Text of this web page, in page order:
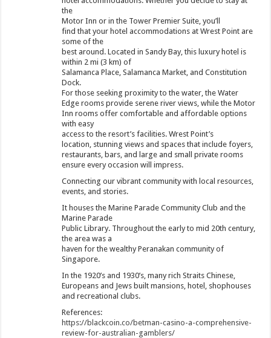
the
Motor Inn or in the Tower Premier Suite, you’ll
find that your hotel accommodations at Wrest Point are
some of the
best around. Located in Sandy Bay, this luxury hotel is
within 2 mi (3 km) of
Salamanca Place, Salamanca Market, and Constitution
Dock.
For those seeking proximity to the water, the Water
Edge rooms provide serene river views, while the Motor
Inn rooms offer comfortable and affordable options
with easy
access to the resort’s facilities. Wrest Point’s
location, stunning views and spaces that include foyers,
restaurants, bars, and large and small private rooms
ensure every occasion will impress.
Connecting our vibrant community with local resources,
events, and stories.
It houses the Marine Parade Community Club and the
Marine Parade
Public Library. Throughout the early to mid 20th century,
the area was a
haven for the wealthy Peranakan community of
Singapore.
In the 1920’s and 1930’s, many rich Straits Chinese,
Europeans and Jews built mansions, hotel, shophouses
and recreational clubs.
References:
https://blackcoin.co/betman-casino-a-comprehensive-
review-for-australian-gamblers/